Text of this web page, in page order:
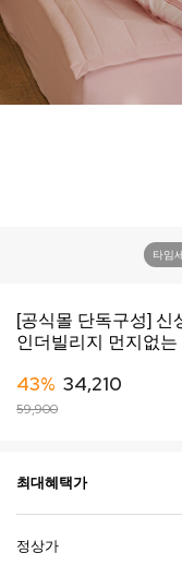
타임
[공식몰 단독구성] 신
인더빌리지 먼지없
43% 34,210
59,900
최대혜택가
정상가